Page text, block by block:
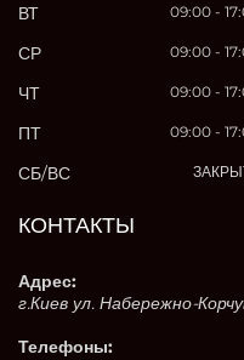
ВТ 09:00 -
СР 09:00 -
ЧТ 09:00 -
ПТ 09:00 -
СБ/ВС
КОНТАКТЫ
Адрес:
г.Киев ул. Набережно-
Телефоны: